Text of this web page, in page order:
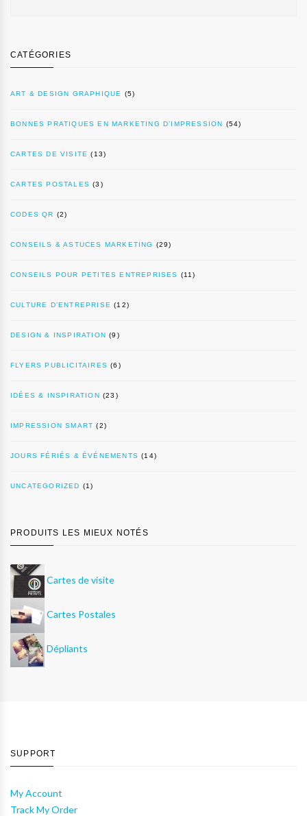
CATÉGORIES
ART & DESIGN GRAPHIQUE (5)
BONNES PRATIQUES EN MARKETING D’IMPRESSION (54)
CARTES DE VISITE (13)
CARTES POSTALES (3)
CODES QR (2)
CONSEILS & ASTUCES MARKETING (29)
CONSEILS POUR PETITES ENTREPRISES (11)
CULTURE D’ENTREPRISE (12)
DESIGN & INSPIRATION (9)
FLYERS PUBLICITAIRES (6)
IDÉES & INSPIRATION (23)
IMPRESSION SMART (2)
JOURS FÉRIÉS & ÉVÉNEMENTS (14)
UNCATEGORIZED (1)
PRODUITS LES MIEUX NOTÉS
Cartes de visite
Cartes Postales
Dépliants
SUPPORT
My Account
Track My Order